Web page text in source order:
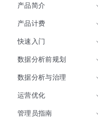
产品简介
产品计费
快速入门
数据分析前规划
数据分析与治理
运营优化
管理员指南